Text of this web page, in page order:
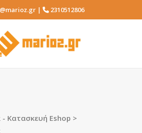
| 2310512806
- Κατασκευή Eshop >